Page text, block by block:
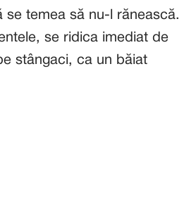
se temea să nu-l rănească.
se ridica imediat de
stângaci, ca un băiat